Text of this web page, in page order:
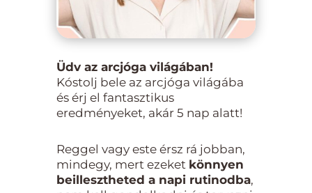
Üdv az arcjóga világában!
Kóstolj bele az arcjóga világába
és érj el fantasztikus
eredményeket, akár 5 nap alatt!
Reggel vagy este érsz rá jobban,
mindegy, mert ezeket könnyen
beillesztheted a napi rutinodba,